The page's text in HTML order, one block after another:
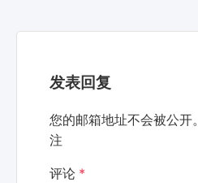
发表回复
您的邮箱地址不会被公开。
注
评论 *